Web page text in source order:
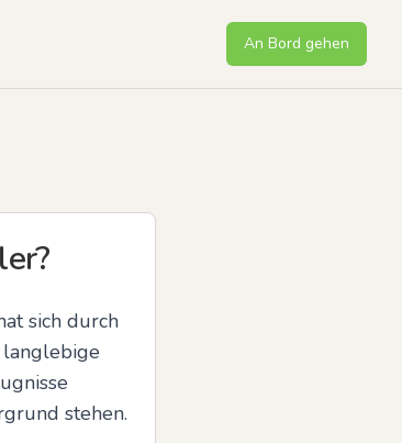
An Bord gehen
sich durch
stehen.